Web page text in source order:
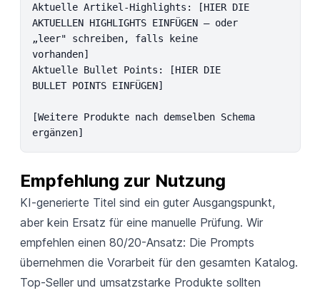
Aktuelle Artikel-Highlights: [HIER DIE
AKTUELLEN HIGHLIGHTS EINFÜGEN – oder
„leer" schreiben, falls keine
vorhanden]
Aktuelle Bullet Points: [HIER DIE
BULLET POINTS EINFÜGEN]
[Weitere Produkte nach demselben Schema
ergänzen]
Empfehlung zur Nutzung
KI-generierte Titel sind ein guter Ausgangspunkt,
aber kein Ersatz für eine manuelle Prüfung. Wir
empfehlen einen 80/20-Ansatz: Die Prompts
übernehmen die Vorarbeit für den gesamten Katalog.
Top-Seller und umsatzstarke Produkte sollten